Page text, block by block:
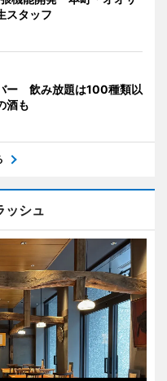
スタッフ
ー 飲み放題は100種類以
酒も
ッシュ